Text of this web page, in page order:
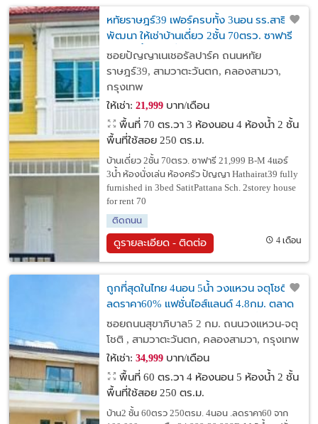
หทัยราษฎร์39 เฟอร์ครบทั้ง 3นอน รร.สาธิต
พัฒนา ให้เช่าบ้านเดี่ยว 2ชั้น 70ตรว. ซาฟารี
4แอร์ 3น้ำ ห้องนั่งเล่น ห้องครัว ปัญญา
ซอยปัญญาเนเชอรัลปาร์ค ถนนหทัย
ราษฎร์39, สามวาตะวันตก, คลองสามวา,
กรุงเทพ
ให้เช่า: 21,999บาท/เดือน
พื้นที่ 70 ตร.วา 3 ห้องนอน 4 ห้องน้ำ 2 ชั้น
พื้นที่ใช้สอย 250 ตร.ม.
บ้านเดี่ยว 2ชั้น 70ตรว. ซาฟารี 21,999 B-M 4แอร์
3น้ำ ห้องนั่งเล่น ห้องครัว ปัญญา Hathairat39 fully
furnished in 3bed SatitPattana Sch. 2storey house
for rent 70
ติดถนน
ดูรายละเอียด - ติดต่อ 4 เดือน
ถูกที่สุดในไทย 4นอน 5น้ำ วงแหวน จตุโชติ
ลดราคา60% แฟชั่นไอส์แลนด์ 4.8กม. ตลาด
วงศกร 3.5 กม. คฤหาสน์ ให้เช่า 2 ชั้น 60ตรว
250ตรม. คลองสามวา
ซอยถนนสุขาภิบาล5 2 กม. ถนนวงแหวน-จตุ
โชติ , สามวาตะวันตก, คลองสามวา, กรุงเทพ
ให้เช่า: 34,999บาท/เดือน
พื้นที่ 60 ตร.วา 4 ห้องนอน 5 ห้องน้ำ 2 ชั้น
พื้นที่ใช้สอย 250 ตร.ม.
บ้าน2 ชั้น 60ตรว 250ตรม. 4นอน .ลดราคา60 จาก